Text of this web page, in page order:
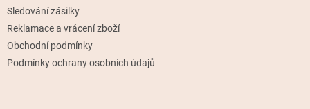
Sledování zásilky
Reklamace a vrácení zboží
Obchodní podmínky
Podmínky ochrany osobních údajů